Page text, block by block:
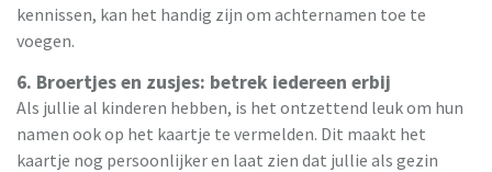
kennissen, kan het handig zijn om achternamen toe te
voegen.
6. Broertjes en zusjes: betrek iedereen erbij
Als jullie al kinderen hebben, is het ontzettend leuk om hun
namen ook op het kaartje te vermelden. Dit maakt het
kaartje nog persoonlijker en laat zien dat jullie als gezin